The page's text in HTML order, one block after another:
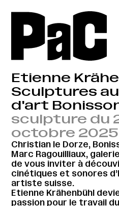
Etienne
Sculptures
d'art
sculpture du
octobre 2025
Christian le Dorze,
Marc Ragouilliaux,
de vous inviter à
cinétiques et sonores
artiste suisse.
Etienne Krähenbühl
passion pour le travail